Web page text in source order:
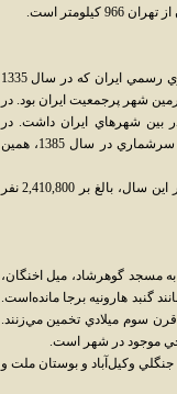
شهر مشهد، در سده اخير از رشد جمعيت بالايي برخوردار بوده‌است. در نخستين سرشماري رسمي ايران که در سال 1335
چهارمين شهر پرجمعيت ايران بود. در
سوم را در بين شهرهاي ايران داشت. در
سرشماري سال 1355، مشهد، پس از تهران، دومين شهر پرجمعيت ايران بود و تا آخرين سرشماري در سال 1385، همين
براساس سرشماري عمومي نفوس و مسکن سال 1385 خورشيدي، جمعيت شهر مشهد در اين سال، بالغ بر 2,410,800 نفر
از آن‌جمله مي‌توان به مسجد گوهرشاد، ميل اخنگان،
گنبد هارونيه برجا مانده‌است.
سوم ميلادي تخمين مي‌زنند.
موجود در شهر است.
وکيل‌آباد و بوستان ملت و